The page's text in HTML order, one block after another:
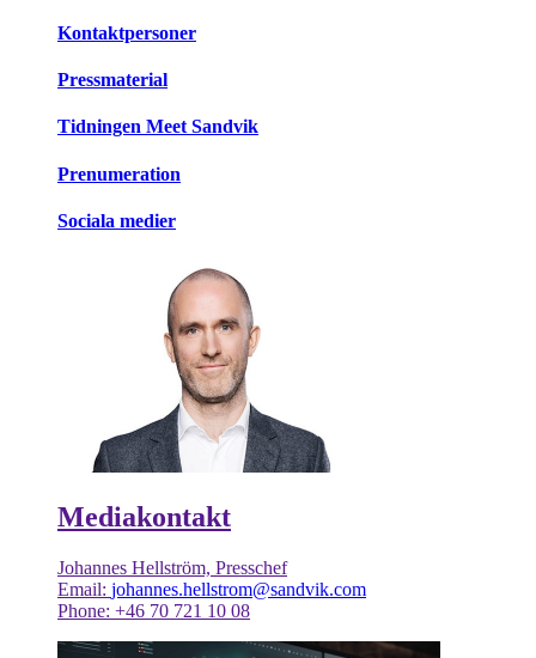
Kontaktpersoner
Pressmaterial
Tidningen Meet Sandvik
Prenumeration
Sociala medier
Mediakontakt
Johannes Hellström, Presschef
Email: johannes.hellstrom@sandvik.com
Phone: +46 70 721 10 08